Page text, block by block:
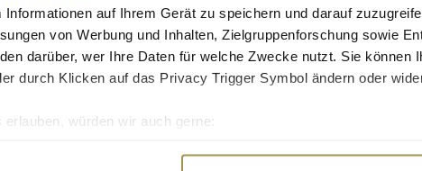
Informationen auf Ihrem Gerät zu speichern und darauf
von Werbung und Inhalten, Zielgruppenforschung sowie
darüber, wer Ihre Daten für welche Zwecke nutzt. Sie können
durch Klicken auf das Privacy Trigger Symbol ändern oder
erlauben, würden wir auch gerne: